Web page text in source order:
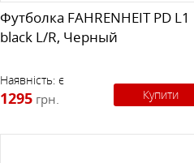
Футболка FAHRENHEIT PD L1
black L/R, Черный
Наявність: є
1295 грн. Купити